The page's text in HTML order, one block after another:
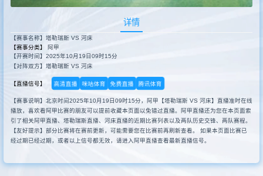
详情
【赛事名称】塔勒瑞斯 VS 河床
【赛事分类】 阿甲
【开赛时间】2025年10月19日09时15分
【对阵双方】塔勒瑞斯 VS 河床
【直播信号】 高清直播 咪咕体育 免费直播 腾讯体育
【赛事说明】北京时间2025年10月19日09时15分，阿甲【塔勒瑞斯 VS 河床】直播准时在线
播放，喜欢看阿甲比赛的朋友可以提前收藏本页面以免错过直播。阿甲直播还为您在本页面索
引了相关阿甲直播、塔勒瑞斯直播、河床直播的近期比赛列表以及两队历史交锋、两队赛程。
【友好提示】部分比赛将在赛前更新，可能需要您在比赛前再刷新查看。 如果本页面比赛已
经过期已经过期，或者以上信号都无效，请进入阿甲直播查看最新直播信号。